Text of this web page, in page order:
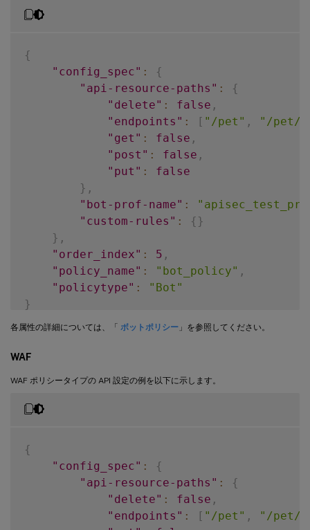
{
"config_spec" :
{
"api-resource-paths" :
{
"delete" : false ,
"endpoints" : [ "/pet" ,
"/pet/
"get" : false ,
"post" : false ,
"put" :
false
} ,
"bot-prof-name" :
"custom-rules" : { }
} ,
"order_index" : 5 ,
"policy_name" : "bot_policy" ,
"policytype" :
"Bot"
}
各属性の詳細については、「 ボットポリシー 」を参照してください。
WAF
WAF ポリシータイプの API 設定の例を以下に示します。
{
"config_spec" :
{
"api-resource-paths" :
{
"delete" : false ,
"endpoints" : [ "/pet" ,
"/pet/